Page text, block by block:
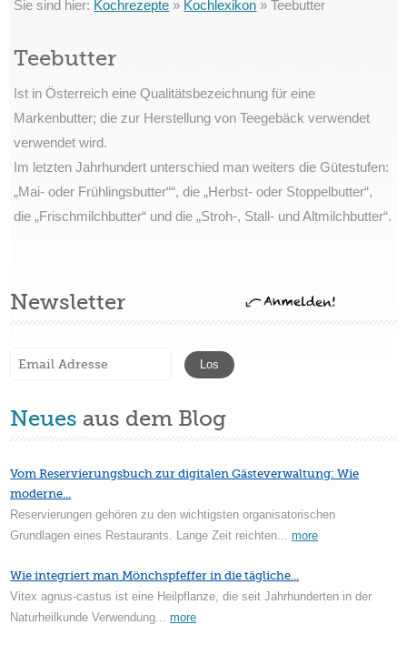
Sie sind hier: Kochrezepte » Kochlexikon »Teebutter
Teebutter
Ist in Österreich eine Qualitätsbezeichnung für eine
Markenbutter; die zur Herstellung von Teegebäck verwendet
verwendet wird.
Im letzten Jahrhundert unterschied man weiters die Gütestufen:
„Mai- oder Frühlingsbutter““, die „Herbst- oder Stoppelbutter“,
die „Frischmilchbutter“ und die „Stroh-, Stall- und Altmilchbutter“.
Newsletter
Neues aus dem Blog
Vom Reservierungsbuch zur digitalen Gästeverwaltung: Wie
moderne...
Reservierungen gehören zu den wichtigsten organisatorischen
Grundlagen eines Restaurants. Lange Zeit reichten...more
Wie integriert man Mönchspfeffer in die tägliche...
Vitex agnus-castus ist eine Heilpflanze, die seit Jahrhunderten in der
Naturheilkunde Verwendung...more